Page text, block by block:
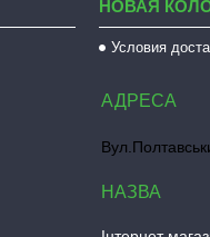
НОВАЯ
Условия